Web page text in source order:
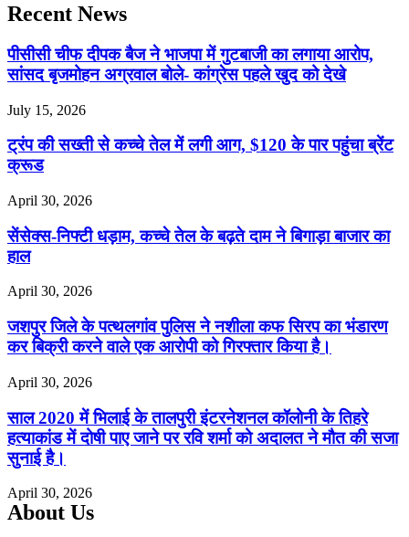
Recent News
पीसीसी चीफ दीपक बैज ने भाजपा में गुटबाजी का लगाया आरोप,
सांसद बृजमोहन अग्रवाल बोले- कांग्रेस पहले खुद को देखे
July 15, 2026
ट्रंप की सख्ती से कच्चे तेल में लगी आग, $120 के पार पहुंचा ब्रेंट
क्रूड
April 30, 2026
सेंसेक्स-निफ्टी धड़ाम, कच्चे तेल के बढ़ते दाम ने बिगाड़ा बाजार का
हाल
April 30, 2026
जशपुर जिले के पत्थलगांव पुलिस ने नशीला कफ सिरप का भंडारण
कर बिक्री करने वाले एक आरोपी को गिरफ्तार किया है।
April 30, 2026
साल 2020 में भिलाई के तालपुरी इंटरनेशनल कॉलोनी के तिहरे
हत्याकांड में दोषी पाए जाने पर रवि शर्मा को अदालत ने मौत की सजा
सुनाई है।
April 30, 2026
About Us